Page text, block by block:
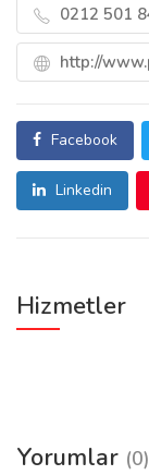
0212 501
http://
Facebook
Linkedin
Hizmetler
Yorumlar (0)